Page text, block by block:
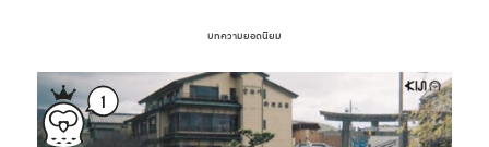
บทความยอดนิยม